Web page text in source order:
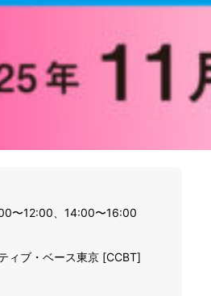
〜12:00、14:00〜16:00
ィブ・ベース東京 [CCBT]